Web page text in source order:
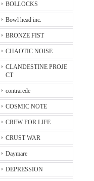
BOLLOCKS
Bowl head inc.
BRONZE FIST
CHAOTIC NOISE
CLANDESTINE PROJE
CT
contrarede
COSMIC NOTE
CREW FOR LIFE
CRUST WAR
Daymare
DEPRESSION